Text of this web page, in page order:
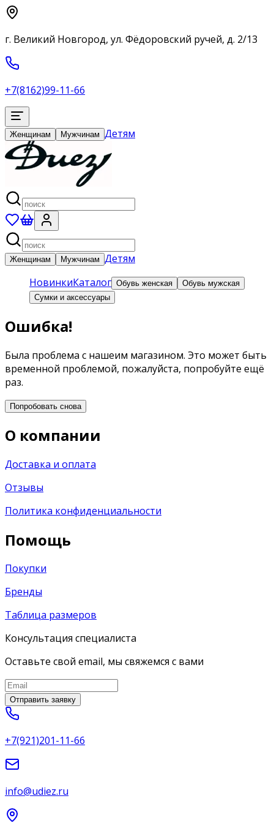
г. Великий Новгород, ул. Фёдоровский ручей, д. 2/13
+7(8162)99-11-66
Женщинам Мужчинам Детям
Женщинам Мужчинам Детям
НовинкиКаталог Обувь женская
Обувь мужская
Сумки и аксессуары
Ошибка!
Была проблема с нашеим магазином. Это может быть
временной проблемой, пожалуйста, попробуйте ещё
раз.
Попробовать снова
О компании
Доставка и оплата
Отзывы
Политика конфиденциальности
Помощь
Покупки
Бренды
Таблица размеров
Консультация специалиста
Оставьте свой email, мы свяжемся с вами
Отправить заявку
+7(921)201-11-66
info@udiez.ru